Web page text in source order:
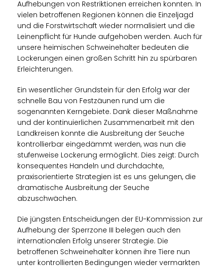
Aufhebungen von Restriktionen erreichen konnten. In
vielen betroffenen Regionen können die Einzeljagd
und die Forstwirtschaft wieder normalisiert und die
Leinenpflicht für Hunde aufgehoben werden. Auch für
unsere heimischen Schweinehalter bedeuten die
Lockerungen einen großen Schritt hin zu spürbaren
Erleichterungen.
Ein wesentlicher Grundstein für den Erfolg war der
schnelle Bau von Festzäunen rund um die
sogenannten Kerngebiete. Dank dieser Maßnahme
und der kontinuierlichen Zusammenarbeit mit den
Landkreisen konnte die Ausbreitung der Seuche
kontrollierbar eingedämmt werden, was nun die
stufenweise Lockerung ermöglicht. Dies zeigt: Durch
konsequentes Handeln und durchdachte,
praxisorientierte Strategien ist es uns gelungen, die
dramatische Ausbreitung der Seuche
abzuschwächen.
Die jüngsten Entscheidungen der EU-Kommission zur
Aufhebung der Sperrzone III belegen auch den
internationalen Erfolg unserer Strategie. Die
betroffenen Schweinehalter können ihre Tiere nun
unter kontrollierten Bedingungen wieder vermarkten